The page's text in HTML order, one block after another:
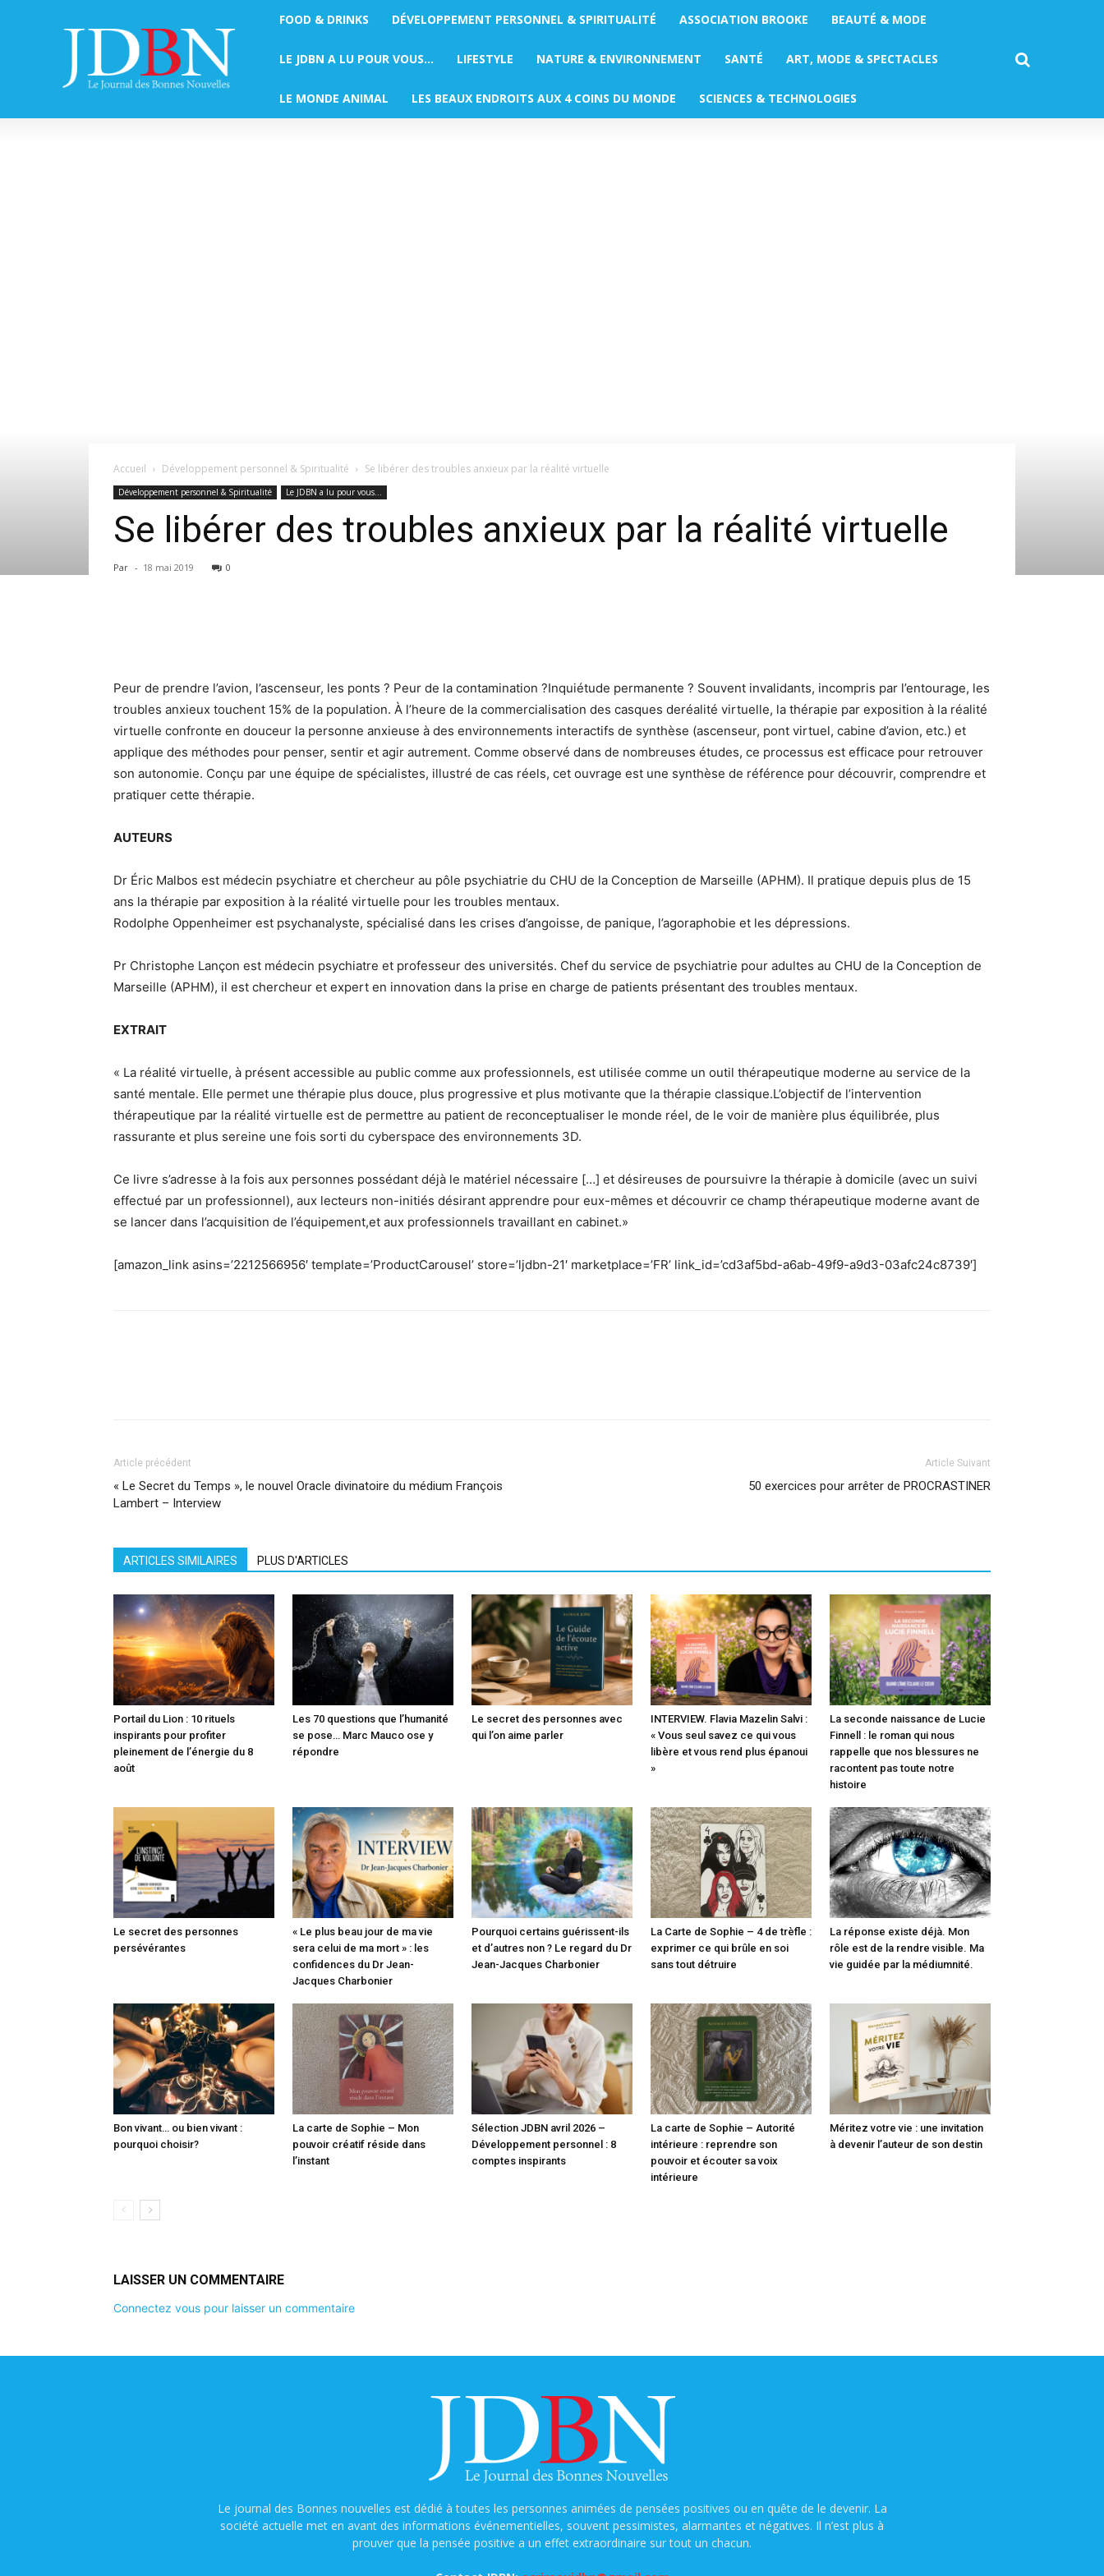
FOOD & DRINKS DÉVELOPPEMENT PERSONNEL & SPIRITUALITÉ ASSOCIATION BROOKE BEAUTÉ & MODE
LE JDBN A LU POUR VOUS… LIFESTYLE NATURE & ENVIRONNEMENT SANTÉ ART, MODE & SPECTACLES
LE MONDE ANIMAL LES BEAUX ENDROITS AUX 4 COINS DU MONDE SCIENCES & TECHNOLOGIES
Accueil Développement personnel & Spiritualité Se libérer des troubles anxieux par la réalité virtuelle
Développement personnel & Spiritualité Le JDBN a lu pour vous...
Se libérer des troubles anxieux par la réalité virtuelle
Par - 18 mai 2019 0
Peur de prendre l’avion, l’ascenseur, les ponts ? Peur de la contamination ?Inquiétude permanente ? Souvent invalidants, incompris par l’entourage, les
troubles anxieux touchent 15% de la population. À l’heure de la commercialisation des casques deréalité virtuelle, la thérapie par exposition à la réalité
virtuelle confronte en douceur la personne anxieuse à des environnements interactifs de synthèse (ascenseur, pont virtuel, cabine d’avion, etc.) et
applique des méthodes pour penser, sentir et agir autrement. Comme observé dans de nombreuses études, ce processus est efficace pour retrouver
son autonomie. Conçu par une équipe de spécialistes, illustré de cas réels, cet ouvrage est une synthèse de référence pour découvrir, comprendre et
pratiquer cette thérapie.
AUTEURS
Dr Éric Malbos est médecin psychiatre et chercheur au pôle psychiatrie du CHU de la Conception de Marseille (APHM). Il pratique depuis plus de 15
ans la thérapie par exposition à la réalité virtuelle pour les troubles mentaux.
Rodolphe Oppenheimer est psychanalyste, spécialisé dans les crises d’angoisse, de panique, l’agoraphobie et les dépressions.
Pr Christophe Lançon est médecin psychiatre et professeur des universités. Chef du service de psychiatrie pour adultes au CHU de la Conception de
Marseille (APHM), il est chercheur et expert en innovation dans la prise en charge de patients présentant des troubles mentaux.
EXTRAIT
« La réalité virtuelle, à présent accessible au public comme aux professionnels, est utilisée comme un outil thérapeutique moderne au service de la
santé mentale. Elle permet une thérapie plus douce, plus progressive et plus motivante que la thérapie classique.L’objectif de l’intervention
thérapeutique par la réalité virtuelle est de permettre au patient de reconceptualiser le monde réel, de le voir de manière plus équilibrée, plus
rassurante et plus sereine une fois sorti du cyberspace des environnements 3D.
Ce livre s’adresse à la fois aux personnes possédant déjà le matériel nécessaire […] et désireuses de poursuivre la thérapie à domicile (avec un suivi
effectué par un professionnel), aux lecteurs non-initiés désirant apprendre pour eux-mêmes et découvrir ce champ thérapeutique moderne avant de
se lancer dans l’acquisition de l’équipement,et aux professionnels travaillant en cabinet.»
[amazon_link asins=’2212566956′ template=’ProductCarousel’ store=’ljdbn-21′ marketplace=’FR’ link_id=’cd3af5bd-a6ab-49f9-a9d3-03afc24c8739′]
Article précédent
« Le Secret du Temps », le nouvel Oracle divinatoire du médium François
Lambert – Interview
Article Suivant
50 exercices pour arrêter de PROCRASTINER
ARTICLES SIMILAIRES PLUS D'ARTICLES
Portail du Lion : 10 rituels
inspirants pour profiter
pleinement de l’énergie du 8
août
Les 70 questions que l’humanité
se pose… Marc Mauco ose y
répondre
Le secret des personnes avec
qui l’on aime parler
INTERVIEW. Flavia Mazelin Salvi :
« Vous seul savez ce qui vous
libère et vous rend plus épanoui
»
La seconde naissance de Lucie
Finnell : le roman qui nous
rappelle que nos blessures ne
racontent pas toute notre
histoire
Le secret des personnes
persévérantes
« Le plus beau jour de ma vie
sera celui de ma mort » : les
confidences du Dr Jean-
Jacques Charbonier
Pourquoi certains guérissent-ils
et d’autres non ? Le regard du Dr
Jean-Jacques Charbonier
La Carte de Sophie – 4 de trèfle :
exprimer ce qui brûle en soi
sans tout détruire
La réponse existe déjà. Mon
rôle est de la rendre visible. Ma
vie guidée par la médiumnité.
Bon vivant… ou bien vivant :
pourquoi choisir?
La carte de Sophie – Mon
pouvoir créatif réside dans
l’instant
Sélection JDBN avril 2026 –
Développement personnel : 8
comptes inspirants
La carte de Sophie – Autorité
intérieure : reprendre son
pouvoir et écouter sa voix
intérieure
Méritez votre vie : une invitation
à devenir l’auteur de son destin
LAISSER UN COMMENTAIRE
Connectez vous pour laisser un commentaire
Le journal des Bonnes nouvelles est dédié à toutes les personnes animées de pensées positives ou en quête de le devenir. La
société actuelle met en avant des informations événementielles, souvent pessimistes, alarmantes et négatives. Il n’est plus à
prouver que la pensée positive a un effet extraordinaire sur tout un chacun.